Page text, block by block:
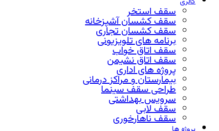
سقف استخر
سقف کشسان آشپزخانه
سقف کشسان تجاری
برنامه های تلویزیونی
سقف اتاق خواب
سقف اتاق نشیمن
پروژه های اداری
بیمارستان و مراکز درمانی
طراحی سقف سینما
سرویس بهداشتی
سقف لابی
سقف ناهارخوری